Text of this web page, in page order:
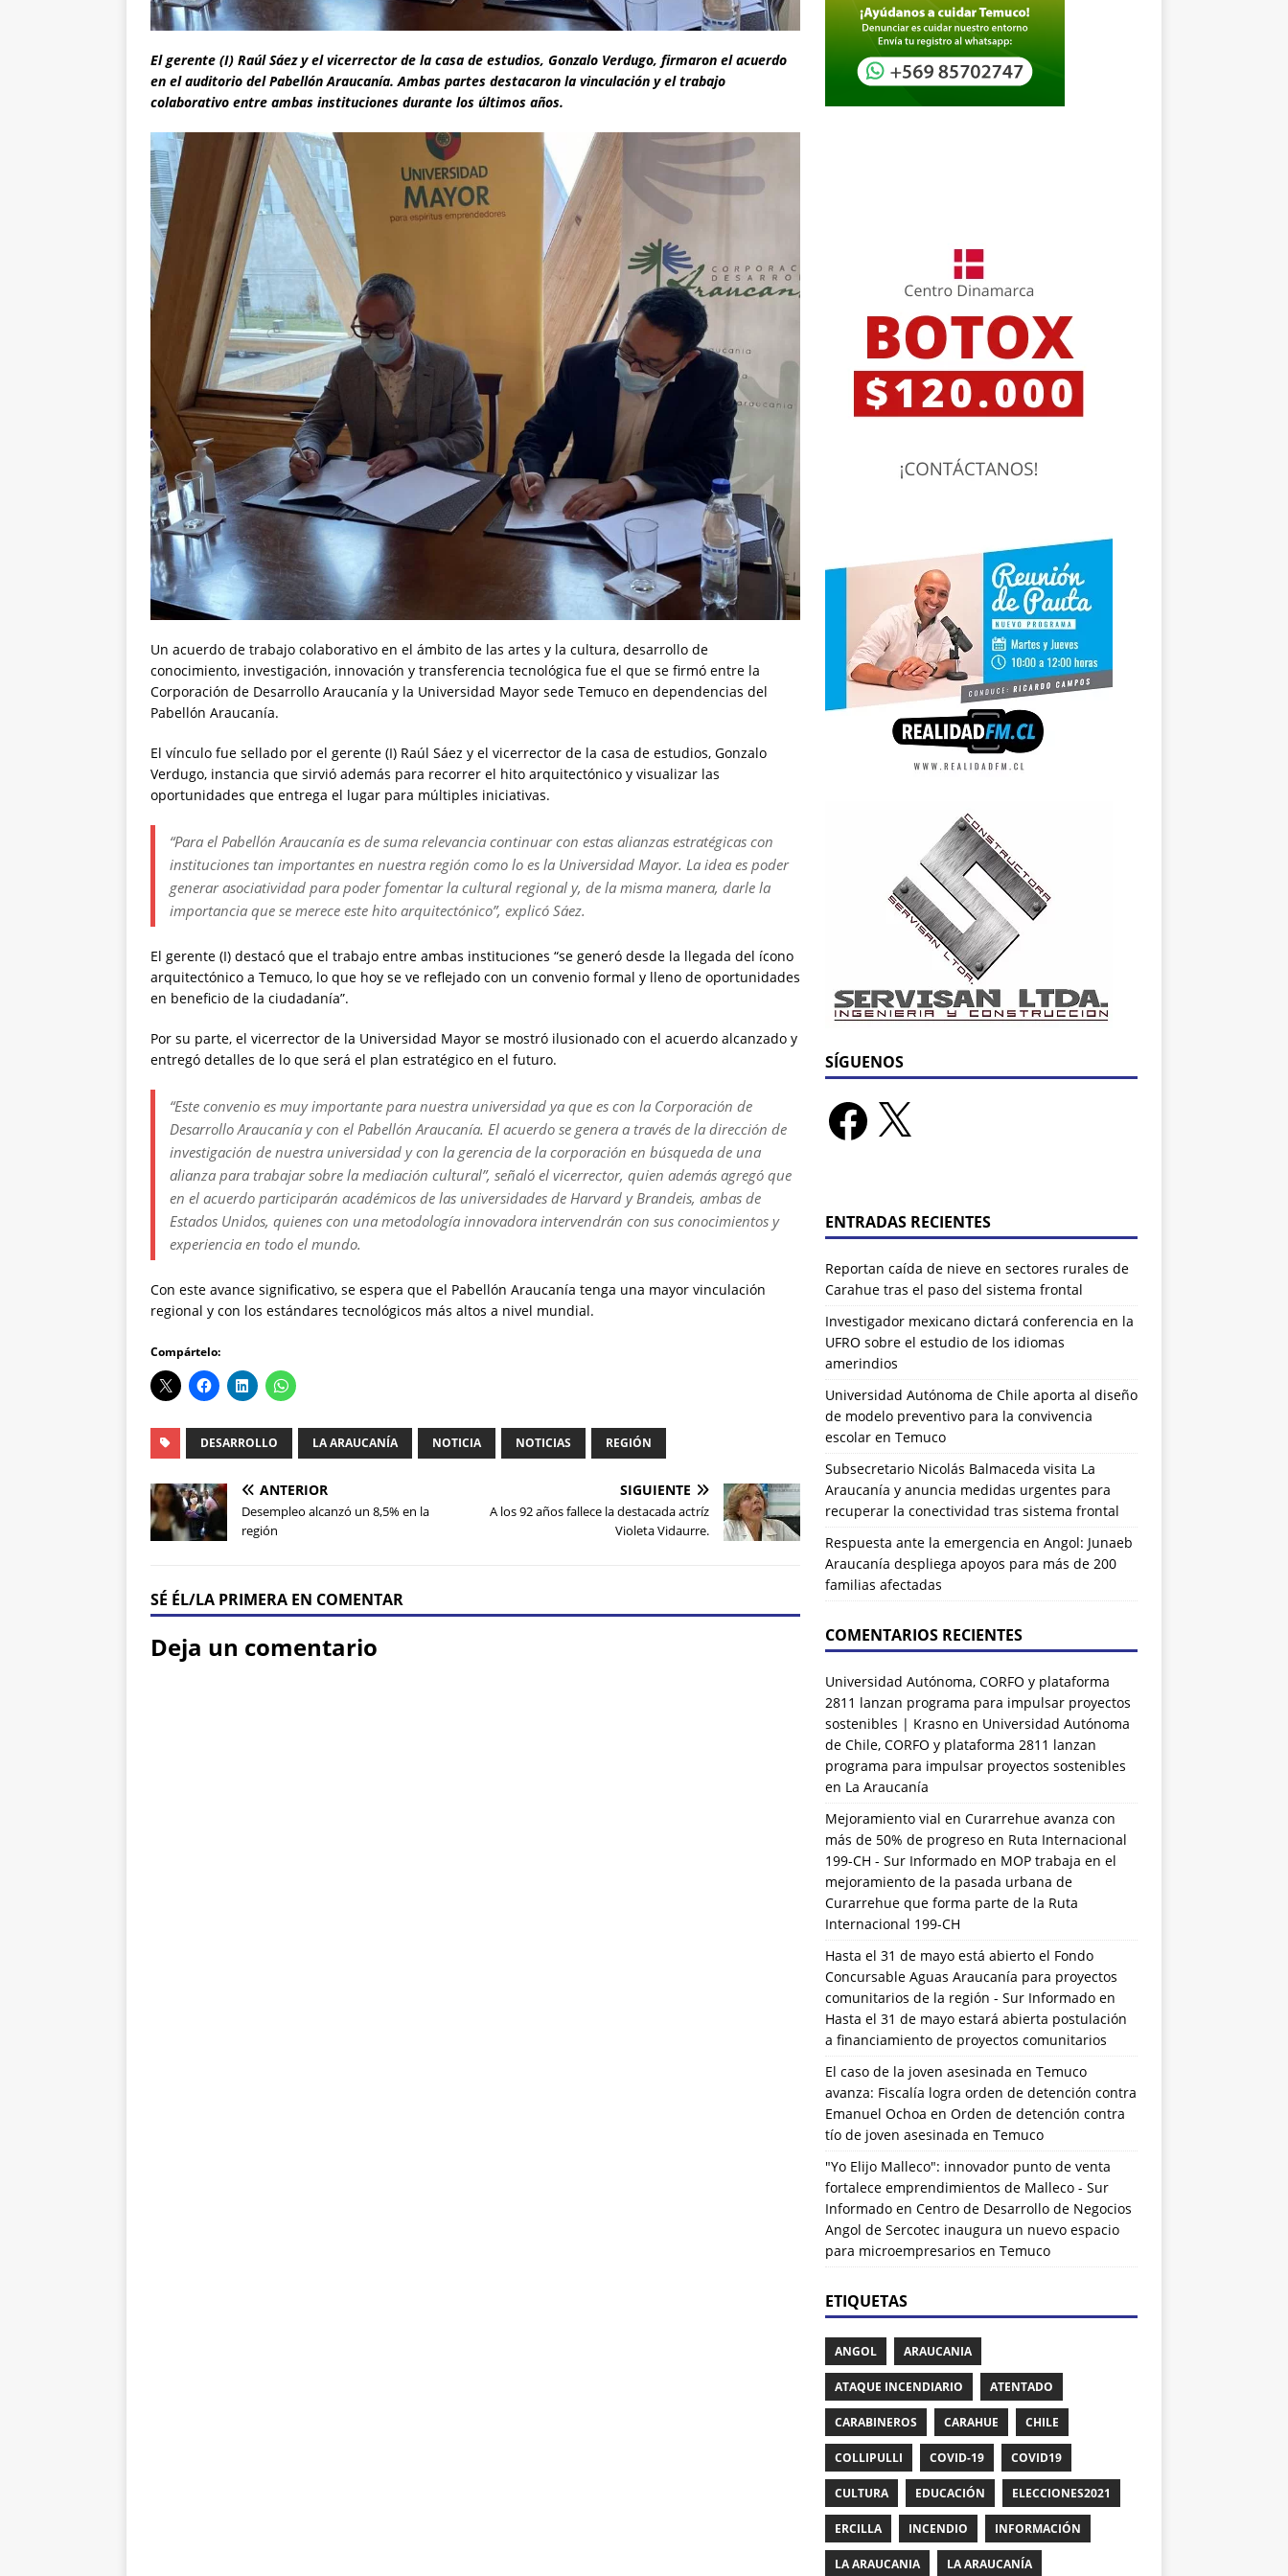
El gerente (I) Raúl Sáez y el vicerrector de la casa de estudios, Gonzalo Verdugo, firmaron el acuerdo
en el auditorio del Pabellón Araucanía. Ambas partes destacaron la vinculación y el trabajo
colaborativo entre ambas instituciones durante los últimos años.
Un acuerdo de trabajo colaborativo en el ámbito de las artes y la cultura, desarrollo de
conocimiento, investigación, innovación y transferencia tecnológica fue el que se firmó entre la
Corporación de Desarrollo Araucanía y la Universidad Mayor sede Temuco en dependencias del
Pabellón Araucanía.
El vínculo fue sellado por el gerente (I) Raúl Sáez y el vicerrector de la casa de estudios, Gonzalo
Verdugo, instancia que sirvió además para recorrer el hito arquitectónico y visualizar las
oportunidades que entrega el lugar para múltiples iniciativas.
“Para el Pabellón Araucanía es de suma relevancia continuar con estas alianzas estratégicas con
instituciones tan importantes en nuestra región como lo es la Universidad Mayor. La idea es poder
generar asociatividad para poder fomentar la cultural regional y, de la misma manera, darle la
importancia que se merece este hito arquitectónico”, explicó Sáez.
El gerente (I) destacó que el trabajo entre ambas instituciones “se generó desde la llegada del ícono
arquitectónico a Temuco, lo que hoy se ve reflejado con un convenio formal y lleno de oportunidades
en beneficio de la ciudadanía”.
Por su parte, el vicerrector de la Universidad Mayor se mostró ilusionado con el acuerdo alcanzado y
entregó detalles de lo que será el plan estratégico en el futuro.
“Este convenio es muy importante para nuestra universidad ya que es con la Corporación de
Desarrollo Araucanía y con el Pabellón Araucanía. El acuerdo se genera a través de la dirección de
investigación de nuestra universidad y con la gerencia de la corporación en búsqueda de una
alianza para trabajar sobre la mediación cultural”, señaló el vicerrector, quien además agregó que
en el acuerdo participarán académicos de las universidades de Harvard y Brandeis, ambas de
Estados Unidos, quienes con una metodología innovadora intervendrán con sus conocimientos y
experiencia en todo el mundo.
Con este avance significativo, se espera que el Pabellón Araucanía tenga una mayor vinculación
regional y con los estándares tecnológicos más altos a nivel mundial.
Compártelo:
DESARROLLO LA ARAUCANÍA NOTICIA NOTICIAS REGIÓN
ANTERIOR
Desempleo alcanzó un 8,5% en la
región
SIGUIENTE
A los 92 años fallece la destacada actríz
Violeta Vidaurre.
SÉ ÉL/LA PRIMERA EN COMENTAR
Deja un comentario
SÍGUENOS
ENTRADAS RECIENTES
Reportan caída de nieve en sectores rurales de
Carahue tras el paso del sistema frontal
Investigador mexicano dictará conferencia en la
UFRO sobre el estudio de los idiomas
amerindios
Universidad Autónoma de Chile aporta al diseño
de modelo preventivo para la convivencia
escolar en Temuco
Subsecretario Nicolás Balmaceda visita La
Araucanía y anuncia medidas urgentes para
recuperar la conectividad tras sistema frontal
Respuesta ante la emergencia en Angol: Junaeb
Araucanía despliega apoyos para más de 200
familias afectadas
COMENTARIOS RECIENTES
Universidad Autónoma, CORFO y plataforma
2811 lanzan programa para impulsar proyectos
sostenibles | Krasnoen Universidad Autónoma
de Chile, CORFO y plataforma 2811 lanzan
programa para impulsar proyectos sostenibles
en La Araucanía
Mejoramiento vial en Curarrehue avanza con
más de 50% de progreso en Ruta Internacional
199-CH - Sur Informadoen MOP trabaja en el
mejoramiento de la pasada urbana de
Curarrehue que forma parte de la Ruta
Internacional 199-CH
Hasta el 31 de mayo está abierto el Fondo
Concursable Aguas Araucanía para proyectos
comunitarios de la región - Sur Informadoen
Hasta el 31 de mayo estará abierta postulación
a financiamiento de proyectos comunitarios
El caso de la joven asesinada en Temuco
avanza: Fiscalía logra orden de detención contra
Emanuel Ochoa en Orden de detención contra
tío de joven asesinada en Temuco
"Yo Elijo Malleco": innovador punto de venta
fortalece emprendimientos de Malleco - Sur
Informadoen Centro de Desarrollo de Negocios
Angol de Sercotec inaugura un nuevo espacio
para microempresarios en Temuco
ETIQUETAS
ANGOL ARAUCANIA
ATAQUE INCENDIARIO ATENTADO
CARABINEROS CARAHUE CHILE
COLLIPULLI COVID-19 COVID19
CULTURA EDUCACIÓN ELECCIONES2021
ERCILLA INCENDIO INFORMACIÓN
LA ARAUCANIA LA ARAUCANÍA